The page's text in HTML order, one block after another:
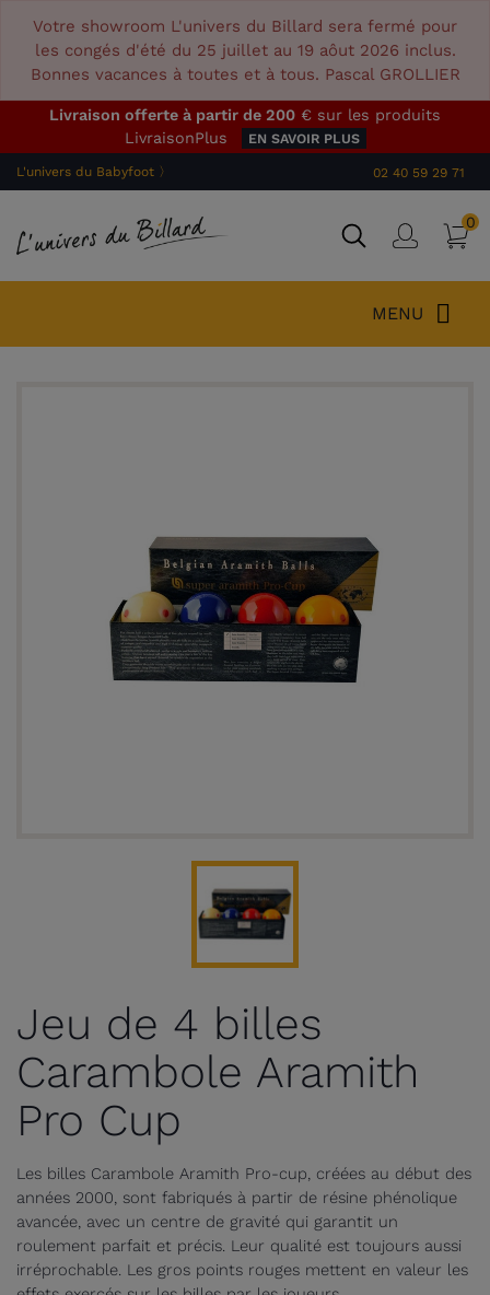
Votre showroom L'univers du Billard sera fermé pour
les congés d'été du 25 juillet au 19 aôut 2026 inclus.
Bonnes vacances à toutes et à tous. Pascal GROLLIER
Livraison offerte à partir de 200 € sur les produits
LivraisonPlus
EN SAVOIR PLUS
L'univers du Babyfoot 〉 02 40 59 29 71
0
MENU
Jeu de 4 billes
Carambole Aramith
Pro Cup
Les billes Carambole Aramith Pro-cup, créées au début des
années 2000, sont fabriqués à partir de résine phénolique
avancée, avec un centre de gravité qui garantit un
roulement parfait et précis. Leur qualité est toujours aussi
irréprochable. Les gros points rouges mettent en valeur les